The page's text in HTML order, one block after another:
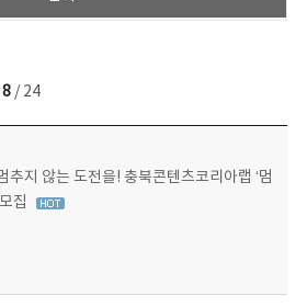
8/ 24
추지 않는 도전을! 충북콘텐츠코리아랩 ‘멈
집